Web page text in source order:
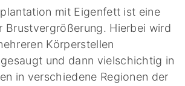
mit Eigenfett ist eine
Brustvergrößerung. Hierbei wird
Körperstellen
und dann vielschichtig in
in verschiedene Regionen der